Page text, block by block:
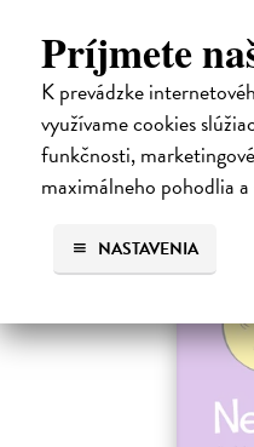
Príjmete
K prevádzke
využívame cookies
funkčnosti,
maximálneho pohodlia
NASTAVENIA
Na sklade
9,45 €
9,95 € ?